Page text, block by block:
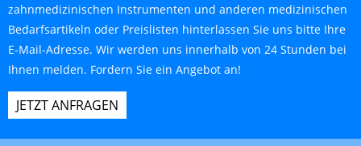
zahnmedizinischen Instrumenten und anderen medizinischen
Bedarfsartikeln oder Preislisten hinterlassen Sie uns bitte Ihre
E-Mail-Adresse. Wir werden uns innerhalb von 24 Stunden bei
Ihnen melden. Fordern Sie ein Angebot an!
JETZT ANFRAGEN
Wir verwenden Cookies, um Ihnen ein
besseres Surferlebnis zu bieten, den